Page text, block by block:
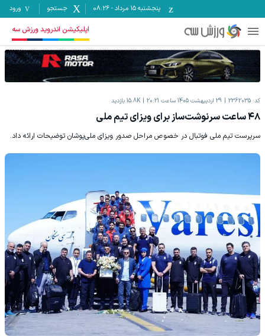
پنجشنبه ۱۵ مرداد -
08:26 جستجو ورود
اپلیکیشن اندروید ورزش سه
کد: 2362035 29 اردیبهشت 1405 ساعت 20:21 15.8K بازدید
۴۸ ساعت سرنوشت‌ساز برای ویزای تیم ملی
سرپرست تیم ملی فوتبال در خصوص مراحل صدور ویزای ملی‌پوشان توضیحات ارائه داد.